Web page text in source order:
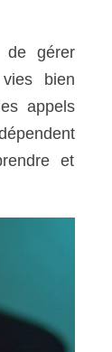
de gérer
bien
appels
et